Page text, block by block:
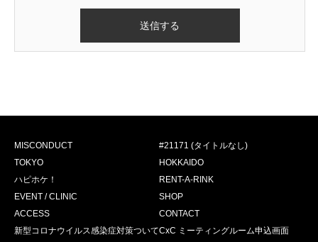
MISCONDUCT
#21171 (タイトルなし)
TOKYO
HOKKAIDO
ハピホケ！
RENT-A-RINK
EVENT / CLINIC
SHOP
ACCESS
CONTACT
新型コロナウイルス感染症対策ついてCxC ミーティングルーム申込画面